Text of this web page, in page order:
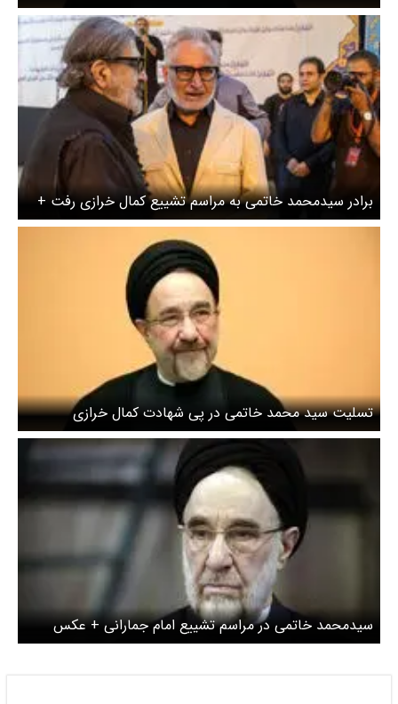
برادر سیدمحمد خاتمی به مراسم تشییع کمال خرازی رفت +
عکس
تسلیت سید محمد خاتمی در پی شهادت کمال خرازی
سیدمحمد خاتمی در مراسم تشییع امام جمارانی + عکس